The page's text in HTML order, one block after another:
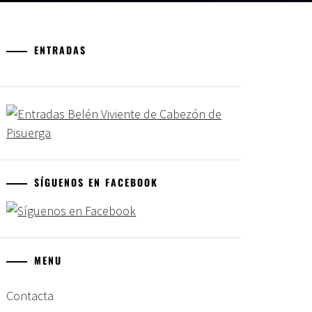
ENTRADAS
SÍGUENOS EN FACEBOOK
MENU
Contacta